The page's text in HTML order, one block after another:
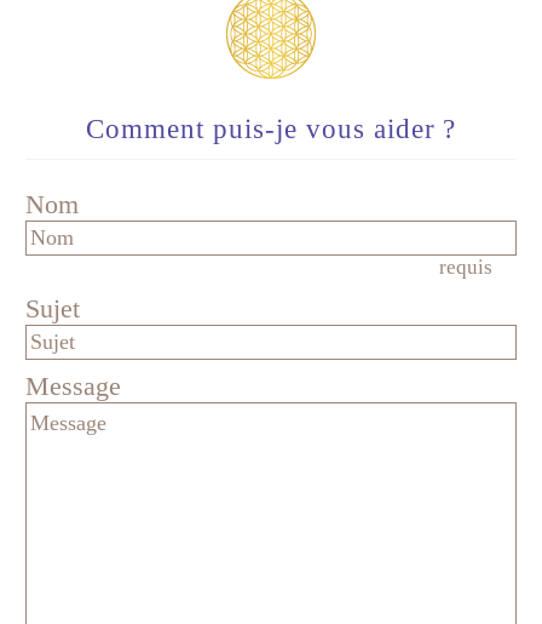
Comment puis-je vous aider ?
Nom
requis
Sujet
Message